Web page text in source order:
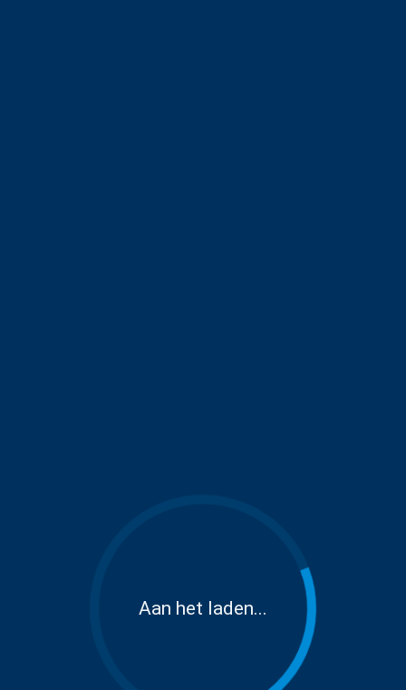
Aan het laden...